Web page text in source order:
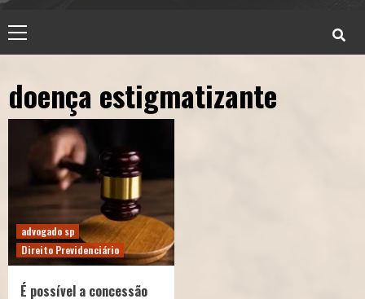
Menu
doença estigmatizante
advogado sp
Direito Previdenciário
É possível a concessão